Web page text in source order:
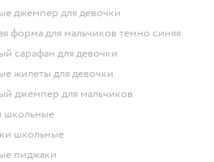
джемпер для девочки
форма для мальчиков темно синяя
сарафан для девочки
жилеты для девочки
джемпер для мальчиков
школьные
школьные
пиджаки